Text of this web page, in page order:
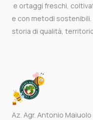
e ortaggi freschi,
e con metodi
storia di qualità,
Az. Agr. Antonio Maiuolo